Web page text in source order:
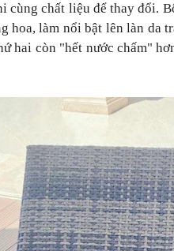
cùng chất liệu để thay đổi.
hoa, làm nổi bật lên làn da
hai còn "hết nước chấm"